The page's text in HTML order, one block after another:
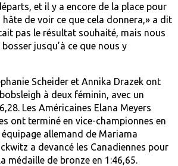
et il y a encore de la place pour
hâte de voir ce que cela donnera,» a dit
pas le résultat souhaité, mais nous
jusqu’à ce que nous y
Scheider et Annika Drazek ont
à deux féminin, avec un
Les Américaines Elana Meyers
ont terminé en vice-championnes en
allemand de Mariama
a devancé les Canadiennes pour
médaille de bronze en 1:46,65.